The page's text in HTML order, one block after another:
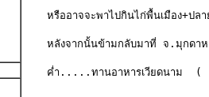
หรืออาจจะพาไปกินไก่พื้นเมือง+ป
หลังจากนั้นข้ามกลับมาที่ จ.มุก
ค่ำ.....ทานอาหารเวียดนาม  (